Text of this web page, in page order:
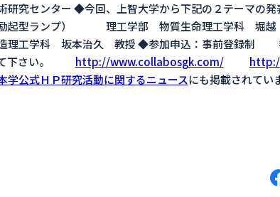
研究センター ◆今回、上智大学から下記の２テーマ
励起型ランプ） 理工学部 物質生命理工学科
理工学科 坂本治久 教授 ◆参加申込：事前登録制 参
て下さい。 http://www.collabosgk.com/
学公式ＨＰ研究活動に関するニュースにも掲載されてい